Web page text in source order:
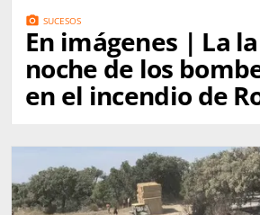
photo_camera SUCESOS
En imágenes | La
noche de los
en el incendio de